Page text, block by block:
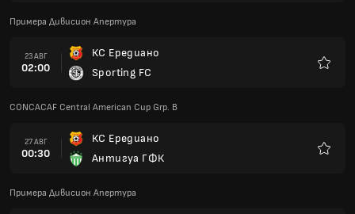
Примера Дивисион Апертура
23 АВГ
02:00
КС Ередиано
Sporting FC
CONCACAF Central American Cup Grp. B
27 АВГ
00:30
КС Ередиано
Антигуа ГФК
Примера Дивисион Апертура